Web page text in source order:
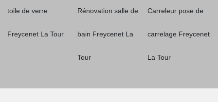
toile de verre
Freycenet La Tour
Rénovation salle de
bain Freycenet La
Tour
Carreleur pose de
carrelage Freycenet
La Tour